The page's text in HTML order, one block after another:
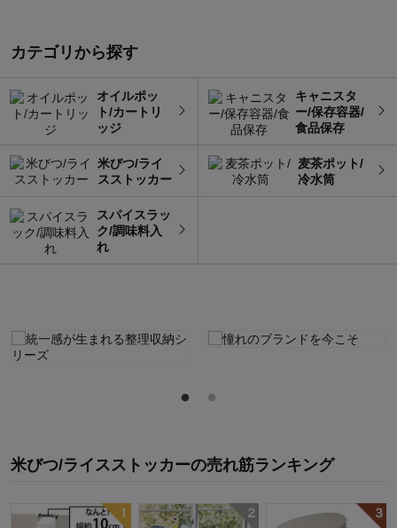
カテゴリから探す
オイルポッ
ト/カートリ
ッジ
キャニスタ
ー/保存容器/
食品保存
米びつ/ライ
スストッカー
麦茶ポット/
冷水筒
スパイスラッ
ク/調味料入
れ
米びつ/ライスストッカーの売れ筋ランキング